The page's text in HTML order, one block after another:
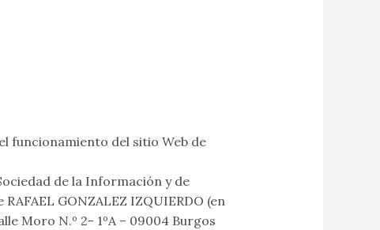
funcionamiento del sitio Web de
de la Información y de
GONZALEZ IZQUIERDO (en
Moro N.º 2- 1ºA – 09004 Burgos